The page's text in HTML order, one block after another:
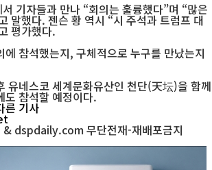
기자들과 만나 “회의는 훌륭했다”며 “많은
말했다. 젠슨 황 역시 “시 주석과 트럼프 대
평가했다.
에 참석했는지, 구체적으로 누구를 만났는지
유네스코 세계문화유산인 천단(天坛)을 함께
도 참석할 예정이다.
른 기사
dspdaily.com 무단전재-재배포금지